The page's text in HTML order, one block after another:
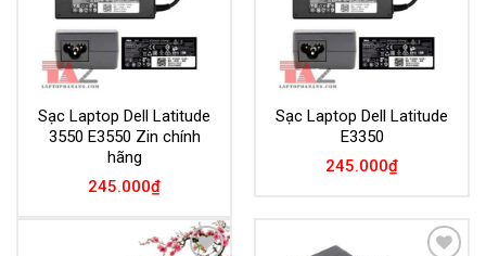
Sạc Laptop Dell Latitude
3550 E3550 Zin chính
hãng
245.000₫
Sạc Laptop Dell Latitude
E3350
245.000₫